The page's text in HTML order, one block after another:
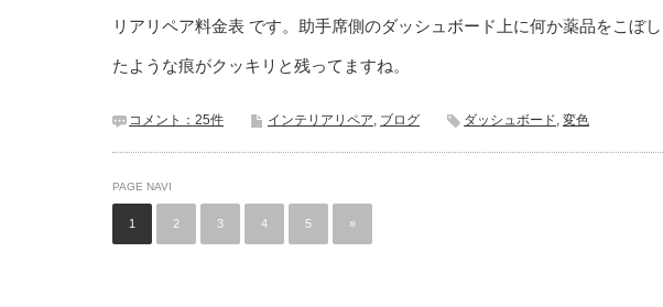
リアリペア料金表 です。助手席側のダッシュボード上に何か薬品をこぼし
たような痕がクッキリと残ってますね。
コメント：25件 インテリアリペア ブログ ダッシュボード 変色
PAGE NAVI
1 2 3 4 5 »